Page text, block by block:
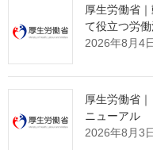
いき研修）を開発し、厚
教材、講師用手引書、研修
知用チラシ、Ｑ＆Ａ集（別
この研修は、全世代型社会
工程）（令和５年12月22日
を支える人材の養成に関
まえ、令和５年度より、有
厚生労働省
て役立つ労働
2026年8月4
厚生労働省
ニューアル
2026年8月3